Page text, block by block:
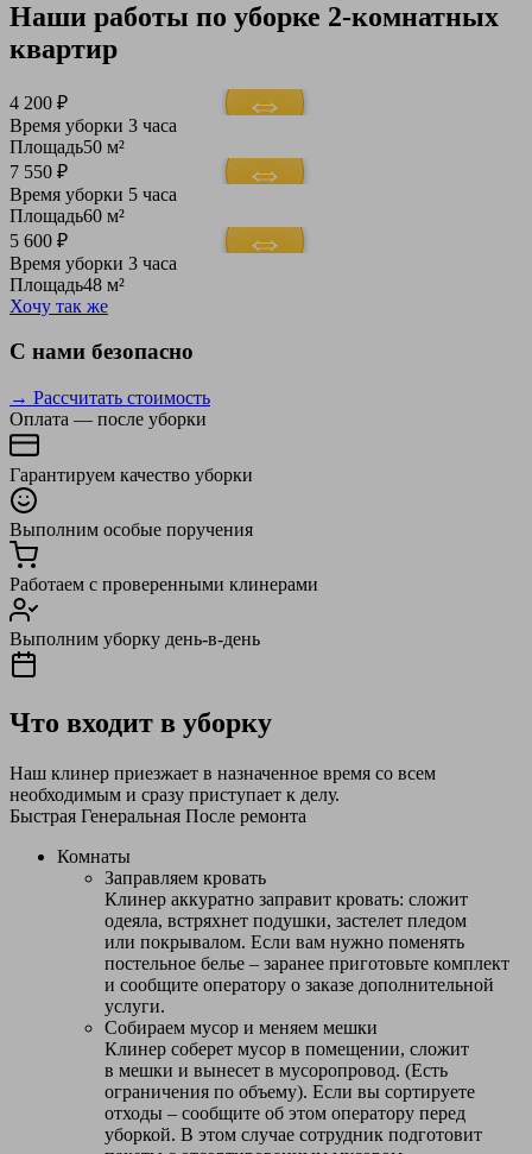
Наши работы по уборке 2-комнатных
квартир
4 200 ₽
Время уборки 3 часа
Площадь50 м²
7 550 ₽
Время уборки 5 часа
Площадь60 м²
5 600 ₽
Время уборки 3 часа
Площадь48 м²
Хочу так же
С нами безопасно
→ Рассчитать стоимость
Оплата — после уборки
Гарантируем качество уборки
Выполним особые поручения
Работаем с проверенными клинерами
Выполним уборку день-в-день
Что входит в уборку
Наш клинер приезжает в назначенное время со всем
необходимым и сразу приступает к делу.
Быстрая Генеральная После ремонта
Комнаты
Заправляем кровать
Клинер аккуратно заправит кровать: сложит
одеяла, встряхнет подушки, застелет пледом
или покрывалом. Если вам нужно поменять
постельное белье – заранее приготовьте комплект
и сообщите оператору о заказе дополнительной
услуги.
Собираем мусор и меняем мешки
Клинер соберет мусор в помещении, сложит
в мешки и вынесет в мусоропровод. (Есть
ограничения по объему). Если вы сортируете
отходы – сообщите об этом оператору перед
уборкой. В этом случае сотрудник подготовит